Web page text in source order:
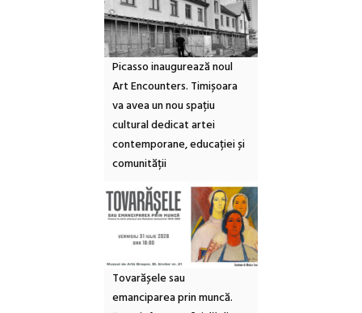
Picasso inaugurează noul
Art Encounters. Timișoara
va avea un nou spațiu
cultural dedicat artei
contemporane, educației și
comunității
Tovarășele sau
emanciparea prin muncă.